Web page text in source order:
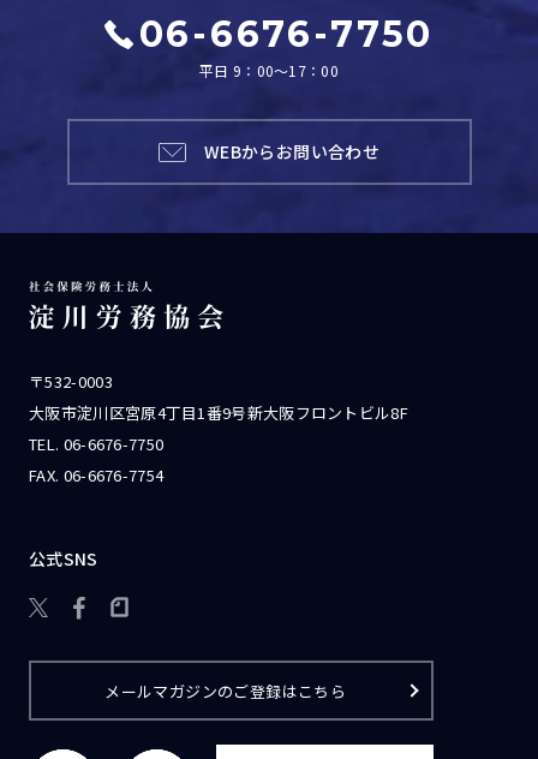
06-6676-7750
平日 9：00～17：00
WEBからお問い合わせ
〒532-0003
大阪市淀川区宮原4丁目1番9号新大阪フロントビル8F
TEL. 06-6676-7750
FAX. 06-6676-7754
公式SNS

メールマガジンのご登録はこちら